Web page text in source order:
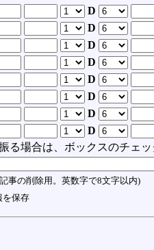
D
D
D
D
D
D
D
D
る場合は、ボックスのチェッ
事の削除用。英数字で8文字以内)
を保存